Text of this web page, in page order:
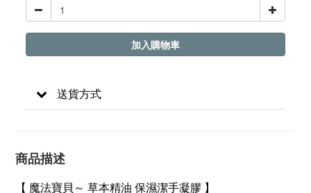
加入購物車
送貨方式
商品描述
【 魔法寶貝～ 草本精油 保濕潔手凝膠 】